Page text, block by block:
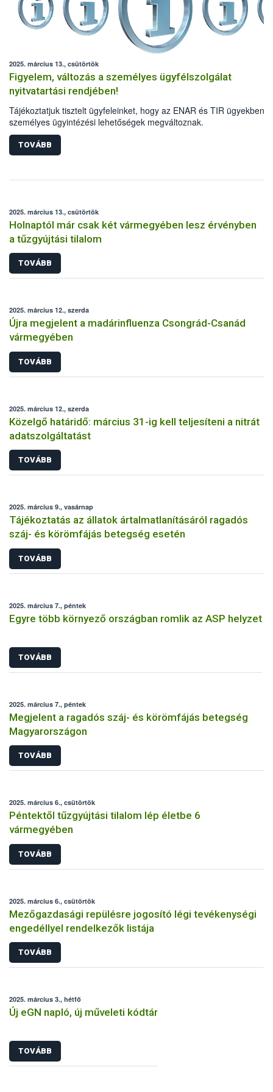
2025. március 13., csütörtök
Figyelem, változás a személyes ügyfélszolgálat
nyitvatartási rendjében!
Tájékoztatjuk tisztelt ügyfeleinket, hogy az ENAR és TIR ügyekben a
személyes ügyintézési lehetőségek megváltoznak.
TOVÁBB
2025. március 13., csütörtök
Holnaptól már csak két vármegyében lesz érvényben
a tűzgyújtási tilalom
TOVÁBB
2025. március 12., szerda
Újra megjelent a madárinfluenza Csongrád-Csanád
vármegyében
TOVÁBB
2025. március 12., szerda
Közelgő határidő: március 31-ig kell teljesíteni a nitrát
adatszolgáltatást
TOVÁBB
2025. március 9., vasárnap
Tájékoztatás az állatok ártalmatlanításáról ragadós
száj- és körömfájás betegség esetén
TOVÁBB
2025. március 7., péntek
Egyre több környező országban romlik az ASP helyzet
TOVÁBB
2025. március 7., péntek
Megjelent a ragadós száj- és körömfájás betegség
Magyarországon
TOVÁBB
2025. március 6., csütörtök
Péntektől tűzgyújtási tilalom lép életbe 6
vármegyében
TOVÁBB
2025. március 6., csütörtök
Mezőgazdasági repülésre jogosító légi tevékenységi
engedéllyel rendelkezők listája
TOVÁBB
2025. március 3., hétfő
Új eGN napló, új műveleti kódtár
TOVÁBB